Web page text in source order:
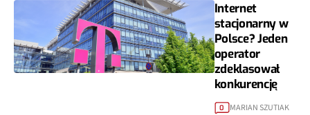
Internet
stacjonarny w
Polsce? Jeden
operator
zdeklasował
konkurencję
0 MARIAN SZUTIAK